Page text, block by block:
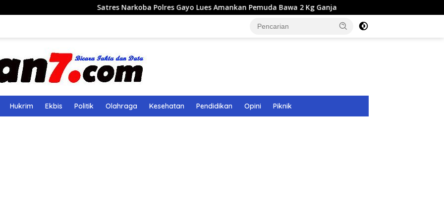
Satres Narkoba Polres Gayo Lues Amankan Pemuda Bawa 2 Kg Ganja Seleksi Calon Direksi BUMD Aceh
Hukrim Ekbis Politik Olahraga Kesehatan Pendidikan Opini Piknik